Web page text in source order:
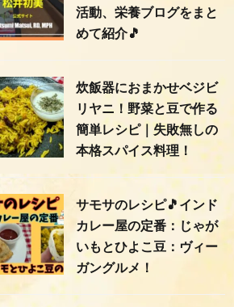
活動、栄養ブログをまと
めて紹介🎵
炊飯器におまかせベジビ
リヤニ！野菜と豆で作る
簡単レシピ｜失敗無しの
本格スパイス料理！
サモサのレシピ🎵インド
カレー屋の定番：じゃが
いもとひよこ豆：ヴィー
ガングルメ！